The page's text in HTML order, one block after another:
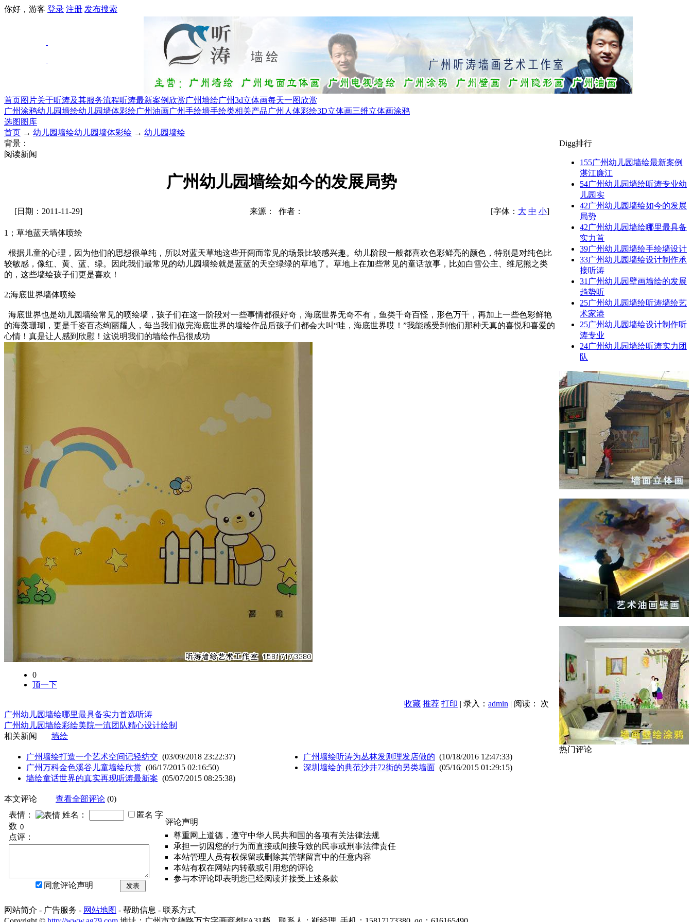
你好，游客 登录 注册 发布搜索
首页图片关于听涛及其服务流程听涛最新案例欣赏广州墙绘广州3d立体画每天一图欣赏
广州涂鸦幼儿园墙绘幼儿园墙体彩绘广州油画广州手绘墙手绘类相关产品广州人体彩绘3D立体画三维立体画涂鸦
选图图库
首页 → 幼儿园墙绘幼儿园墙体彩绘 → 幼儿园墙绘
背景：
阅读新闻
广州幼儿园墙绘如今的发展局势
[日期：2011-11-29] 来源： 作者： [字体： 大 中 小]
1；草地蓝天墙体喷绘
根据儿童的心理， 因为他们的思想很单纯，所以对蓝天草地这些开阔而常见的场景比较感兴趣。 幼儿阶段一般都喜欢色彩鲜亮的颜色，特别是对纯色比
较敏感，像红、黄、蓝、绿。因此我们最常见的幼儿园墙绘就是蓝蓝的天空绿绿的草地了。草地上在加些常见的童话故事，比如白雪公主、维尼熊之类
的，这些墙绘孩子们更是喜欢！
2;海底世界墙体喷绘
海底世界也是幼儿园墙绘常见的喷绘墙，孩子们在这一阶段对一些事情都很好奇，海底世界无奇不有，鱼类千奇百怪，形色万千，再加上一些色彩鲜艳
的海藻珊瑚，更是千姿百态绚丽耀人，每当我们做完海底世界的墙绘作品后孩子们都会大叫“哇，海底世界哎！”我能感受到他们那种天真的喜悦和喜爱的
心情！真是让人感到欣慰！这说明我们的墙绘作品很成功
0
顶一下
收藏 推荐 打印 | 录入： admin | 阅读：
次
广州幼儿园墙绘哪里最具备实力首选听涛
广州幼儿园墙绘彩绘美院一流团队精心设计绘制
相关新闻
墙绘
广州墙绘打造一个艺术空间记轻纺交 (03/09/2018 23:22:37)
广州万科金色溪谷儿童墙绘欣赏 (06/17/2015 02:16:50)
墙绘童话世界的真实再现听涛最新案 (05/07/2015 08:25:38)
广州墙绘听涛为丛林发则理发店做的 (10/18/2016 12:47:33)
深圳墙绘的典范沙井72街的另类墙面 (05/16/2015 01:29:15)
本文评论 查看全部评论 (0)
表情：
姓名： 匿名 字
数
点评：
同意评论声明 发表
评论声明
尊重网上道德，遵守中华人民共和国的各项有关法律法规
承担一切因您的行为而直接或间接导致的民事或刑事法律责任
本站管理人员有权保留或删除其管辖留言中的任意内容
本站有权在网站内转载或引用您的评论
参与本评论即表明您已经阅读并接受上述条款
Digg排行
155广州幼儿园墙绘最新案例
湛江廉江
54广州幼儿园墙绘听涛专业幼
儿园实
42广州幼儿园墙绘如今的发展
局势
42广州幼儿园墙绘哪里最具备
实力首
39广州幼儿园墙绘手绘墙设计
33广州幼儿园墙绘设计制作承
接听涛
31 广州幼儿园壁画墙绘的发展
趋势听
25广州幼儿园墙绘听涛墙绘艺
术家港
25广州幼儿园墙绘设计制作听
涛专业
24广州幼儿园墙绘听涛实力团
队
热门评论
网站简介 - 广告服务 - 网站地图 - 帮助信息 - 联系方式